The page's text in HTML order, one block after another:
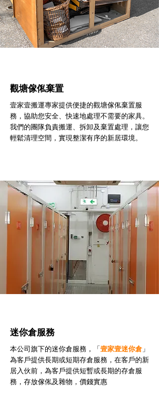
觀塘傢俬棄置
壹家壹搬運專家提供便捷的觀塘傢俬棄置服
務，協助您安全、快速地處理不需要的家具。
我們的團隊負責搬運、拆卸及棄置處理，讓您
輕鬆清理空間，實現整潔有序的新居環境。
迷你倉服務
本公司旗下的迷你倉服務，「壹家壹迷你倉 」
為客戶提供長期或短期存倉服務，在客戶的新
居入伙前，為客戶提供短暫或長期的存倉服
務，存放傢俬及雜物，價錢實惠